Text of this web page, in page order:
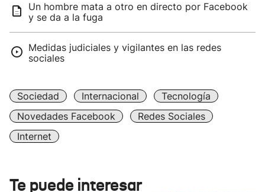
Un hombre mata a otro en directo por Facebook
y se da a la fuga
Medidas judiciales y vigilantes en las redes
sociales
Sociedad Internacional
Tecnología
Novedades Facebook
Redes Sociales
Internet
Te puede interesar